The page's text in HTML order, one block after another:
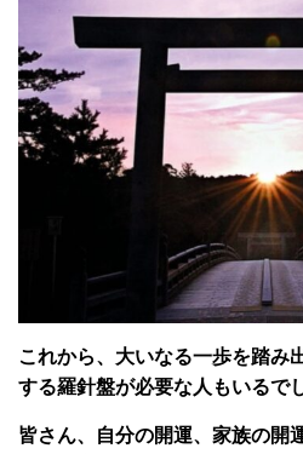
これから、大いなる一歩を踏み
する羅針盤が必要な人もいるで
皆さん、自分の開運、家族の開